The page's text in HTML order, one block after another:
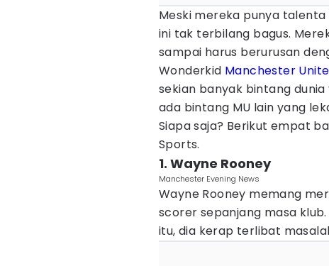
Meski mereka punya
ini tak terbilang bagus.
sampai harus berurusan
Wonderkid Manchester
sekian banyak bintang
ada bintang MU lain yang
Siapa saja? Berikut empat
Sports.
1. Wayne Rooney
Manchester Evening News
Wayne Rooney memang
scorer sepanjang masa
itu, dia kerap terlibat